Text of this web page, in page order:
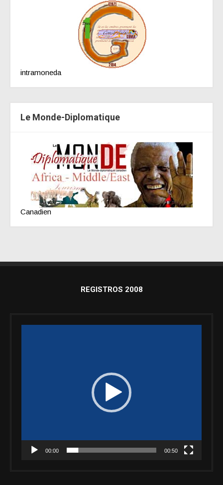
intramoneda
Le Monde-Diplomatique
Canadien
REGISTROS 2008
00:00 00:50